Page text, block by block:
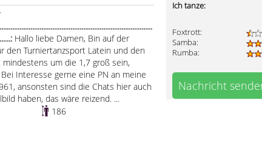
Hallo liebe Damen, Bin auf der
den Turniertanzsport Latein und den
um die 1,7 groß sein,
Interesse gerne eine PN an meine
ansonsten sind die Chats hier auch
haben, das wäre reizend. ...
186
Ich tanze:
Foxtrott:
Samba:
Rumba:
Nachricht